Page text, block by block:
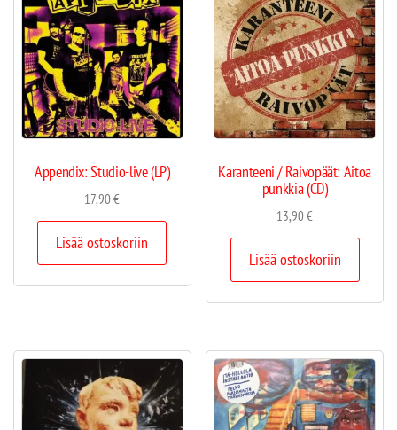
Appendix: Studio-live (LP)
17,90€
Lisää ostoskoriin
Karanteeni / Raivopäät: Aitoa
punkkia (CD)
13,90€
Lisää ostoskoriin